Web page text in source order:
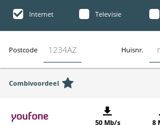
Internet Televisie
Postcode Huisnr.
Combivoordeel
50 Mb/s
8